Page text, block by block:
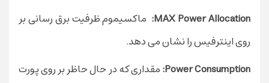
MAX Power Allocation: ماکسیموم ظرفیت برق رسانی بر
روی اینترفیس را نشان می دهد.
Power Consumption: مقداری که در حال حاظر بر روی پورت